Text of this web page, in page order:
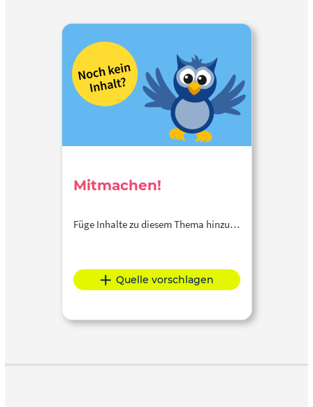
Mitmachen!
Füge Inhalte zu diesem Thema hinzu…
Quelle vorschlagen